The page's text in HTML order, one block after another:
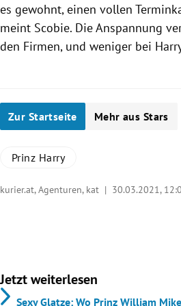
es gewohnt, einen vollen
meint Scobie. Die Anspannung
den Firmen, und weniger bei
Zur Startseite Mehr aus Stars
Prinz Harry
kurier.at, Agenturen, kat | 30.03.2021,
Jetzt weiterlesen
Sexy Glatze: Wo Prinz William